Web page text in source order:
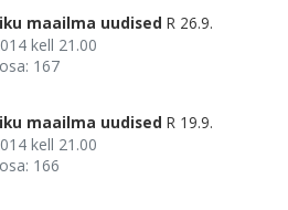
maailma uudised R 26.9.
kell 21.00
167
maailma uudised R 19.9.
kell 21.00
166